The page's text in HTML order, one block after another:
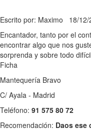
Escrito por: Maximo 18/
Encantador, tanto por el
encontrar algo que nos
sorprenda y sobre todo
Ficha
Mantequería Bravo
C/ Ayala - Madrid
Teléfono: 91 575 80 72
Recomendación: Daos ese